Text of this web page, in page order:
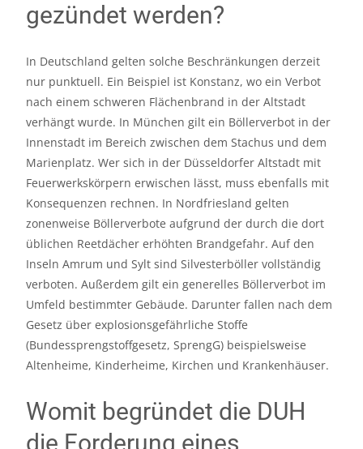
gezündet werden?
In Deutschland gelten solche Beschränkungen derzeit
nur punktuell. Ein Beispiel ist Konstanz, wo ein Verbot
nach einem schweren Flächenbrand in der Altstadt
verhängt wurde. In München gilt ein Böllerverbot in der
Innenstadt im Bereich zwischen dem Stachus und dem
Marienplatz. Wer sich in der Düsseldorfer Altstadt mit
Feuerwerkskörpern erwischen lässt, muss ebenfalls mit
Konsequenzen rechnen. In Nordfriesland gelten
zonenweise Böllerverbote aufgrund der durch die dort
üblichen Reetdächer erhöhten Brandgefahr. Auf den
Inseln Amrum und Sylt sind Silvesterböller vollständig
verboten. Außerdem gilt ein generelles Böllerverbot im
Umfeld bestimmter Gebäude. Darunter fallen nach dem
Gesetz über explosionsgefährliche Stoffe
(Bundessprengstoffgesetz, SprengG) beispielsweise
Altenheime, Kinderheime, Kirchen und Krankenhäuser.
Womit begründet die DUH
die Forderung eines